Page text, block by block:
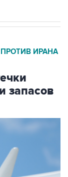
ИРАНА
запасов